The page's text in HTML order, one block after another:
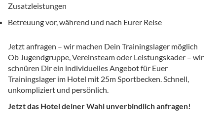
Zusatzleistungen
Betreuung vor, während und nach Eurer Reise
Jetzt anfragen – wir machen Dein Trainingslager möglich
Ob Jugendgruppe, Vereinsteam oder Leistungskader – wir
schnüren Dir ein individuelles Angebot für Euer
Trainingslager im Hotel mit 25m Sportbecken. Schnell,
unkompliziert und persönlich.
Jetzt das Hotel deiner Wahl unverbindlich anfragen!